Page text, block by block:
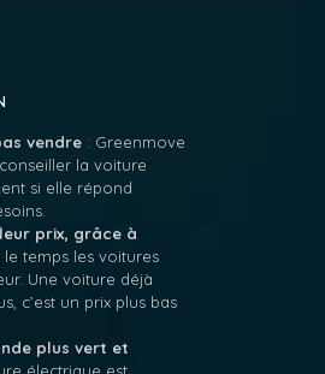
vendre : Greenmove
la voiture
si elle répond
prix, grâce à
le temps les voitures
Une voiture déjà
c’est un prix plus bas
plus vert et